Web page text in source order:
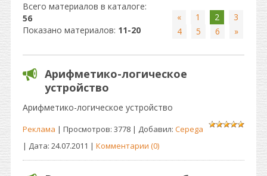
Всего материалов в каталоге:
56
Показано материалов: 11-20
« 1 2
3
4
5 6 »
Арифметико-логическое
устройство
Арифметико-логическое устройство
Реклама | Просмотров: 3778 | Добавил: Cepega
| Дата: 24.07.2011 | Комментарии (0)